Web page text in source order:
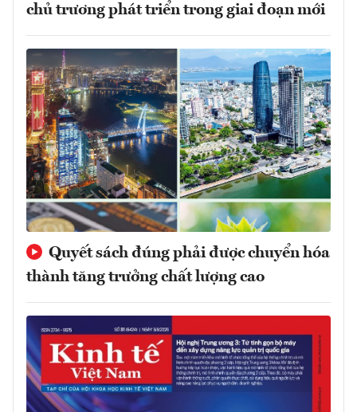
chủ trương phát triển trong giai đoạn mới
Quyết sách đúng phải được chuyển hóa
thành tăng trưởng chất lượng cao